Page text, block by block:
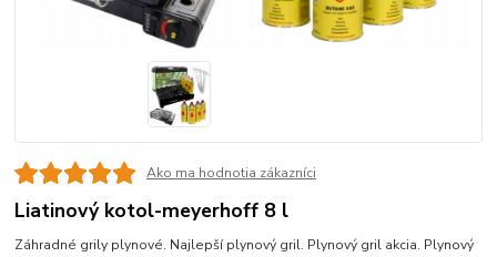
Ako ma hodnotia zákazníci
Liatinový kotol-meyerhoff 8 l
Záhradné grily plynové. Najlepší plynový gril. Plynový gril akcia. Plynový